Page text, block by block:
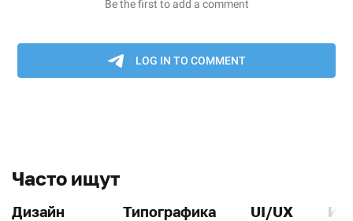
Часто ищут
Дизайн Типографика UI/UX